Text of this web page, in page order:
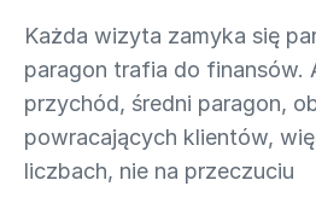
Każda wizyta zamyka się
paragon trafia do finansów.
przychód, średni paragon,
powracających klientów,
liczbach, nie na przeczuciu